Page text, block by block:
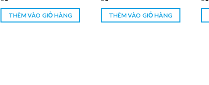
THÊM VÀO GIỎ HÀNG THÊM VÀO GIỎ HÀNG